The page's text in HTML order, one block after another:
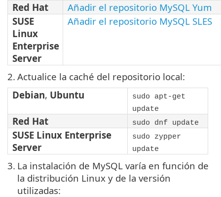
Red Hat
Añadir el repositorio MySQL Yum
SUSE
Linux
Enterprise
Server
Añadir el repositorio MySQL SLES
2. Actualice la caché del repositorio local:
Debian, Ubuntu
sudo apt-get
update
Red Hat sudo dnf update
SUSE Linux Enterprise
Server
sudo zypper
update
3. La instalación de MySQL varía en función de
la distribución Linux y de la versión
utilizadas: